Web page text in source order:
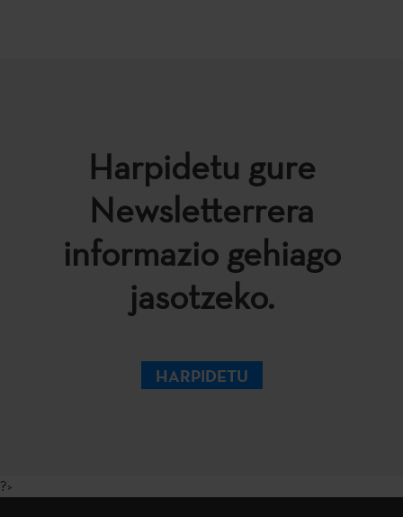
Harpidetu gure
Newsletterrera
informazio gehiago
jasotzeko.
HARPIDETU
?>